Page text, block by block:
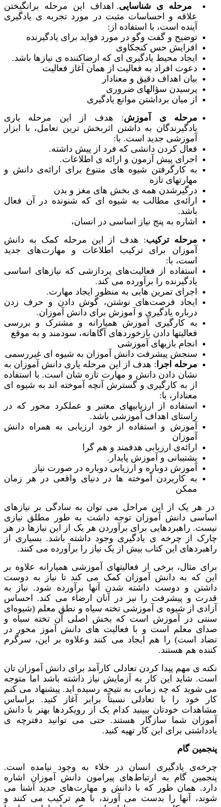
مرحله ی شناسایی. اهداف این مرحله برانگیختن
علاقه و احساسات مثبت در مورد تجربه ی یادگیری
آینده است، با استفاده از:
توضیح و گفت وگو در مورد فواید برای یادگیرنده
افزایش حس کنجکاوی
ایجاد محیط یادگیری ای که ارضاکننده ی نیازها باشد.
دعوت افراد به فعالیت از همان آغاز فعالیت
بیان اهداف دقیق و معنادار
پرسیدن سؤالهای ضروری
از میان برداشتن موانع یادگیری
مرحله ی آموزش: هدف از این مرحله یاری
یادگیرندگان به داشتن اثربخش ترین تعامل، با ابزار
آموزشی جدید است. با:
فعال کردن دانشی که فرد از پیش داشته.
اجرای پیش آزمون و ارائه ی اطلاعات.
به کارگرفتن شیوه های متنوع برای ارائه‌ی دانش و
مهارتهای تازه
درگیرشدن همه ی بخش های مغز و بدن
ارائه‌ی مطالب به شیوه ای که شنونده در آن فعال
باشد.
اشاره به پنج نیاز اساسی در انسان،
مرحله ترکیب: هدف از این مرحله کمک به دانش
آموزان برای ترکیب اطلاعات و مهارت‌های جدید
است، با:
استفاده از فعالیت‌های پردازشی که نیازهای اساسی
یادگیرنده را برآورده می کند.
اجرای تمرین هایی به منظور ایجاد مهارت.
ایجاد فرصت‌های نوشتن، گوش دادن و حرف زدن
درباره یادگیری و آموزش برای دانش آموزان.
به کارگیری آموزش همیارانه و مشترک و بررسی
فعالیتها دادن بازخوردهای آگاهانه، سودمند و به موقع
انجام بازیهای آموزشی
سنجش پیشرفت دانش آموزان به شیوه ای غیررسمی
مرحله اجرا : هدف از این مرحله یاری دانش آموزان به
نشان دادن دانش و مهارت تازه شان است. با استفاده
از به کارگیری و گسترش آنچه آموخته اند به شیوه ای
معنادار، با:
استفاده از ارزیابیهای معتبر و عملکرد محور که در
راستای اهداف آموزشی باشد.
آموزش و استفاده از خود ارزیابی به همراه دانش
آموزان
ارائه‌ی ارزیابی هدفمند و هم گرا
پشتیبانی و آموزش پایدار.
آموزش دوباره و ارزیابی دوباره در صورت نیاز
به کاربردن آموخته ها در دنیای واقعی در هر زمان
ممکن
در هر یک از این مراحل می توان به سادگی بر نیازهای
اساسی دانش آموزان توجه داشت به طور مطلق نیازی
نیست. راهبردهایی برای برآوردن هر یک از این نیازها در هر
چارک از چرخه ی یادگیری وجود داشته باشد. بسیاری از
راهبردهای این کتاب بیش از یک نیاز را برآورده می کنند.
برای مثال، برخی از فعالیتهای آموزشی همیارانه علاوه بر
این که به دانش آموزان کمک می کند تا نیاز به دوست
داشتن و دوست داشته شدن آنها برآورده شود. نیاز به
قدرت و پیشرفت را نیز در آنان ارضاء می کند. احساس
آزادی از شیوه ی آموزشی تخته سیاه و نطق معلم (شیوه‌ای
سنتی در آموزش است که بخش اصلی آن تخته سیاه و
صدای معلم است و با فعالیت های دانش آموز محور در
تضاد است) را هم ایجاد می کنند وعلاوه بر این، سرگرم
کننده هم هستند.
نکته ی مهم پیدا کردن تعادلی کارآمد برای دانش آموزان تان
است. شاید این کار به آزمایش نیاز داشته باشد اما متوجه
می شوید که چه زمانی به نتیجه رسیده اید. پیشنهاد می کنم
کار خود را با تعادلی نسبتاً برابر آغاز کنید. براساس
مشاهدات خودتان ببینید کدام یک از رویکردها بهتر با دانش
آموزان شما سازگار هستند. حتی می توانید دفترچه ی
یادداشتی برای این کار تهیه کنید.
پنجمین گام
چرخه‌ی یادگیری انسان در خلاء به وجود نیامده است.
پنجمین گام به ارتباط‌های پیرامون دانش آموزان اشاره
دارد. همان طور که با دانش و مهارت‌های جدید آشنا می
شوند، آنها را بدست می آورند، با هم ترکیب می کنند و